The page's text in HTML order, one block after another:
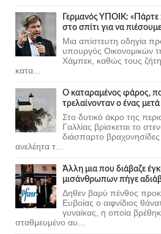
Γερμανός ΥΠΟΙΚ: «Πάρτε
στο σπίτι για να
Μια απίστευτη οδηγία
υπουργός Οικονομικών
Χάμπεκ, καθώς τους
κατα...
Ο καταραμένος φάρος,
τρελαίνονταν ο ένας
Στο δυτικό άκρο της
Γαλλίας βρίσκεται το
διάσπαρτο
ανελέητα τ...
Άλλη μια που διάβαζε
μισάνθρωπων πήγε
Δηθεν βαρύ πένθος
Ευβοίας ο αιφνίδιος
γυναίκας, η οποία
σταθμευμένο αυ...